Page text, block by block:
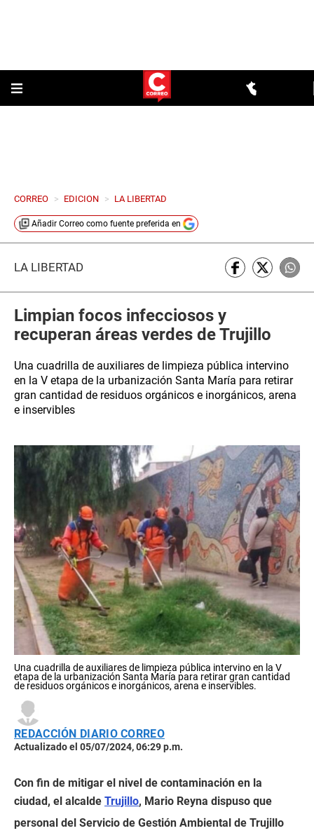
CORREO > EDICION > LA LIBERTAD
Añadir Correo como fuente preferida en
LA LIBERTAD
Limpian focos infecciosos y
recuperan áreas verdes de Trujillo
Una cuadrilla de auxiliares de limpieza pública intervino
en la V etapa de la urbanización Santa María para retirar
gran cantidad de residuos orgánicos e inorgánicos, arena
e inservibles
Una cuadrilla de auxiliares de limpieza pública intervino en la V
etapa de la urbanización Santa María para retirar gran cantidad
de residuos orgánicos e inorgánicos, arena e inservibles.
REDACCIÓN DIARIO CORREO
Actualizado el 05/07/2024, 06:29 p.m.
Con fin de mitigar el nivel de contaminación en la
ciudad, el alcalde Trujillo, Mario Reyna dispuso que
personal del Servicio de Gestión Ambiental de Trujillo